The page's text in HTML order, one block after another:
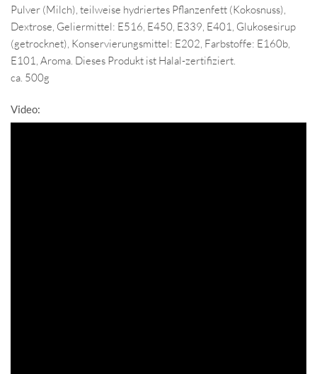
Pulver (Milch), teilweise hydriertes Pflanzenfett (Kokosnuss),
Dextrose, Geliermittel: E516, E450, E339, E401, Glukosesirup
(getrocknet), Konservierungsmittel: E202, Farbstoffe: E160b,
E101, Aroma. Dieses Produkt ist Halal-zertifiziert.
ca. 500g
Video: